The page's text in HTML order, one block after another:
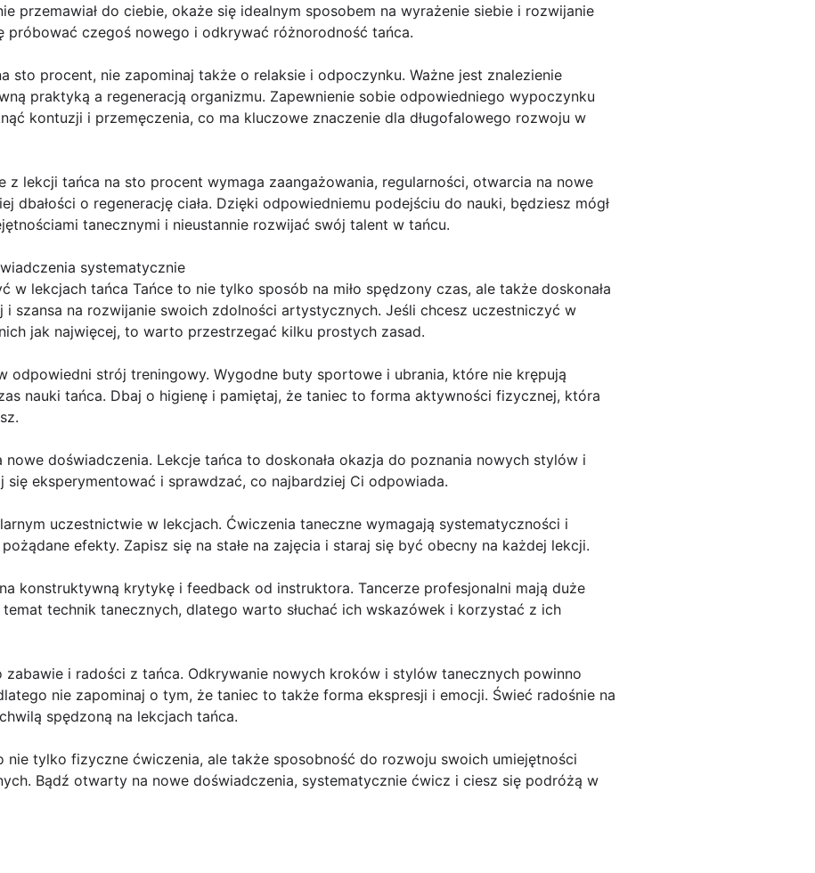
przemawiał do ciebie, okaże się idealnym sposobem na wyrażenie siebie i rozwijanie
próbować czegoś nowego i odkrywać różnorodność tańca.
sto procent, nie zapominaj także o relaksie i odpoczynku. Ważne jest znalezienie
praktyką a regeneracją organizmu. Zapewnienie sobie odpowiedniego wypoczynku
kontuzji i przemęczenia, co ma kluczowe znaczenie dla długofalowego rozwoju w
z lekcji tańca na sto procent wymaga zaangażowania, regularności, otwarcia na nowe
dbałości o regenerację ciała. Dzięki odpowiedniemu podejściu do nauki, będziesz mógł
tanecznymi i nieustannie rozwijać swój talent w tańcu.
systematycznie
w lekcjach tańca Tańce to nie tylko sposób na miło spędzony czas, ale także doskonała
szansa na rozwijanie swoich zdolności artystycznych. Jeśli chcesz uczestniczyć w
jak najwięcej, to warto przestrzegać kilku prostych zasad.
odpowiedni strój treningowy. Wygodne buty sportowe i ubrania, które nie krępują
nauki tańca. Dbaj o higienę i pamiętaj, że taniec to forma aktywności fizycznej, która
doświadczenia. Lekcje tańca to doskonała okazja do poznania nowych stylów i
się eksperymentować i sprawdzać, co najbardziej Ci odpowiada.
uczestnictwie w lekcjach. Ćwiczenia taneczne wymagają systematyczności i
efekty. Zapisz się na stałe na zajęcia i staraj się być obecny na każdej lekcji.
konstruktywną krytykę i feedback od instruktora. Tancerze profesjonalni mają duże
technik tanecznych, dlatego warto słuchać ich wskazówek i korzystać z ich
zabawie i radości z tańca. Odkrywanie nowych kroków i stylów tanecznych powinno
nie zapominaj o tym, że taniec to także forma ekspresji i emocji. Świeć radośnie na
spędzoną na lekcjach tańca.
nie tylko fizyczne ćwiczenia, ale także sposobność do rozwoju swoich umiejętności
Bądź otwarty na nowe doświadczenia, systematycznie ćwicz i ciesz się podróżą w